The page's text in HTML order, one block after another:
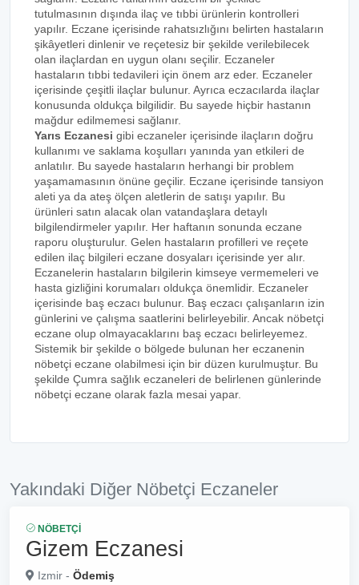
tutulmasının dışında ilaç ve tıbbi ürünlerin kontrolleri
yapılır. Eczane içerisinde rahatsızlığını belirten hastaların
şikâyetleri dinlenir ve reçetesiz bir şekilde verilebilecek
olan ilaçlardan en uygun olanı seçilir. Eczaneler
hastaların tıbbi tedavileri için önem arz eder. Eczaneler
içerisinde çeşitli ilaçlar bulunur. Ayrıca eczacılarda ilaçlar
konusunda oldukça bilgilidir. Bu sayede hiçbir hastanın
mağdur edilmemesi sağlanır.
Yarıs Eczanesi gibi eczaneler içerisinde ilaçların doğru
kullanımı ve saklama koşulları yanında yan etkileri de
anlatılır. Bu sayede hastaların herhangi bir problem
yaşamamasının önüne geçilir. Eczane içerisinde tansiyon
aleti ya da ateş ölçen aletlerin de satışı yapılır. Bu
ürünleri satın alacak olan vatandaşlara detaylı
bilgilendirmeler yapılır. Her haftanın sonunda eczane
raporu oluşturulur. Gelen hastaların profilleri ve reçete
edilen ilaç bilgileri eczane dosyaları içerisinde yer alır.
Eczanelerin hastaların bilgilerin kimseye vermemeleri ve
hasta gizliğini korumaları oldukça önemlidir. Eczaneler
içerisinde baş eczacı bulunur. Baş eczacı çalışanların izin
günlerini ve çalışma saatlerini belirleyebilir. Ancak nöbetçi
eczane olup olmayacaklarını baş eczacı belirleyemez.
Sistemik bir şekilde o bölgede bulunan her eczanenin
nöbetçi eczane olabilmesi için bir düzen kurulmuştur. Bu
şekilde Çumra sağlık eczaneleri de belirlenen günlerinde
nöbetçi eczane olarak fazla mesai yapar.
Yakındaki Diğer Nöbetçi Eczaneler
NÖBETÇI
Gizem Eczanesi
Izmir - Ödemiş